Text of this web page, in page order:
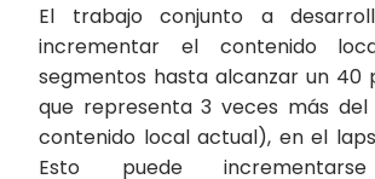
El trabajo conjunto a
incrementar el contenido
segmentos hasta alcanzar un 40
que representa 3 veces más
contenido local actual), en el
Esto puede